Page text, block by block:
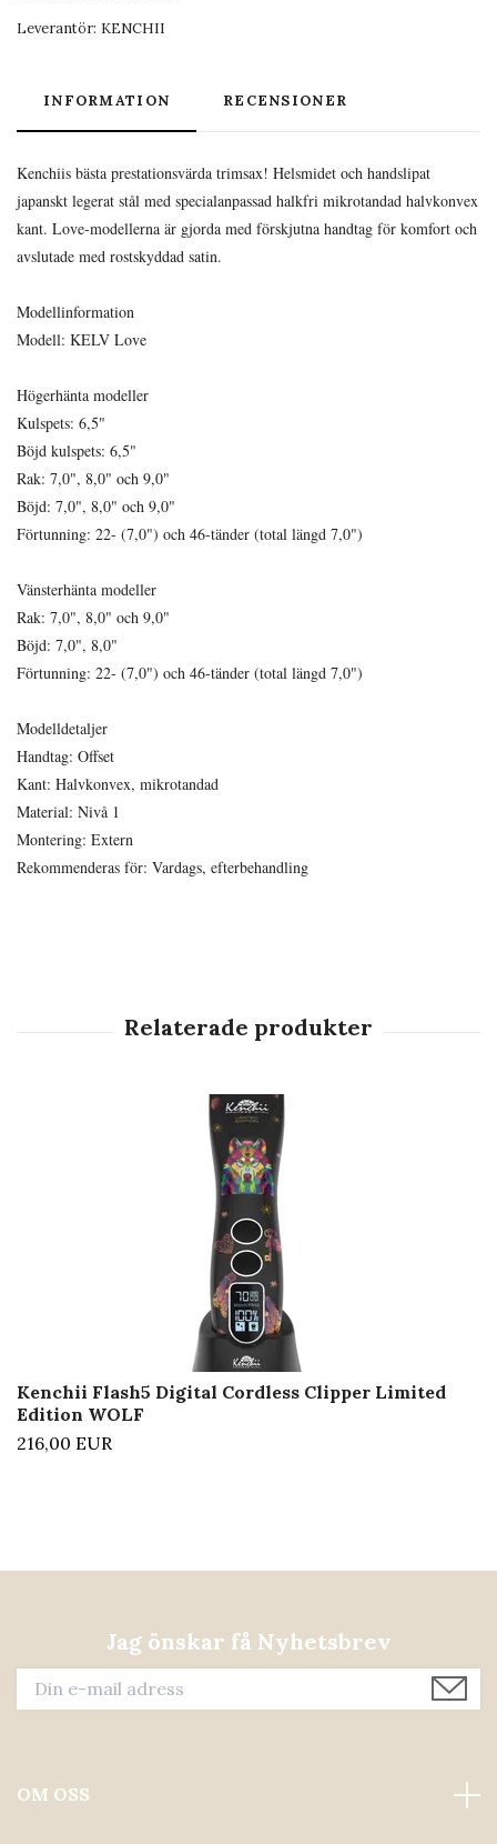
Leverantör: KENCHII
INFORMATION RECENSIONER
Kenchiis bästa prestationsvärda trimsax! Helsmidet och handslipat
japanskt legerat stål med specialanpassad halkfri mikrotandad halvkonvex
kant. Love-modellerna är gjorda med förskjutna handtag för komfort och
avslutade med rostskyddad satin.
Modellinformation
Modell: KELV Love
Högerhänta modeller
Kulspets: 6,5"
Böjd kulspets: 6,5"
Rak: 7,0", 8,0" och 9,0"
Böjd: 7,0", 8,0" och 9,0"
Förtunning: 22- (7,0") och 46-tänder (total längd 7,0")
Vänsterhänta modeller
Rak: 7,0", 8,0" och 9,0"
Böjd: 7,0", 8,0"
Förtunning: 22- (7,0") och 46-tänder (total längd 7,0")
Modelldetaljer
Handtag: Offset
Kant: Halvkonvex, mikrotandad
Material: Nivå 1
Montering: Extern
Rekommenderas för: Vardags, efterbehandling
Kenchii Flash5 Digital Cordless Clipper Limited
Edition WOLF
216,00 EUR
Jag önskar få Nyhetsbrev
OM OSS